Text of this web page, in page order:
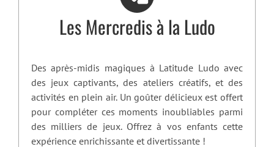
Les Mercredis à la Ludo
Des après-midis magiques à Latitude Ludo avec
des jeux captivants, des ateliers créatifs, et des
activités en plein air. Un goûter délicieux est offert
pour compléter ces moments inoubliables parmi
des milliers de jeux. Offrez à vos enfants cette
expérience enrichissante et divertissante !